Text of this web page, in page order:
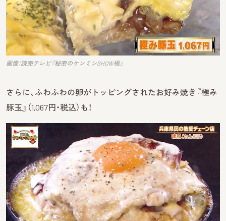
画像：読売テレビ『秘密のケンミンSHOW極』
さらに、ふわふわの卵がトッピングされたお好み焼き『極み
豚玉』（1,067円・税込）も！